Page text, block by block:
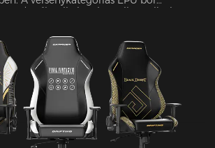
cm²) nulla kopás mellett teljesítette
erőt.